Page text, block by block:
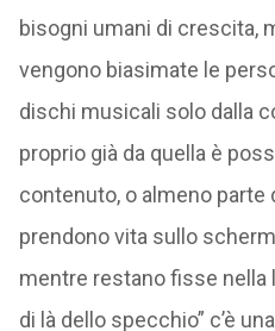
bisogni umani di crescita,
vengono biasimate le
dischi musicali solo dalla
proprio già da quella è
contenuto, o almeno parte
prendono vita sullo
mentre restano fisse nella
di là dello specchio” c’è